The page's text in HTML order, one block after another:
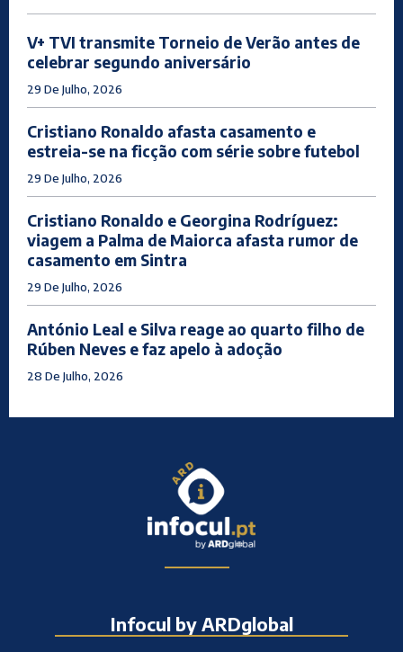
V+ TVI transmite Torneio de Verão antes de
celebrar segundo aniversário
29 De Julho, 2026
Cristiano Ronaldo afasta casamento e
estreia-se na ficção com série sobre futebol
29 De Julho, 2026
Cristiano Ronaldo e Georgina Rodríguez:
viagem a Palma de Maiorca afasta rumor de
casamento em Sintra
29 De Julho, 2026
António Leal e Silva reage ao quarto filho de
Rúben Neves e faz apelo à adoção
28 De Julho, 2026
Infocul by ARDglobal